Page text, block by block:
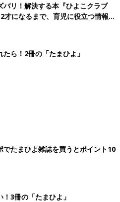
バリ！解決する本『ひよこクラブ
になるまで、育児に役立つ情報が
ら！2冊の「たまひよ」
でたまひよ雑誌を買うとポイント10
3冊の「たまひよ」